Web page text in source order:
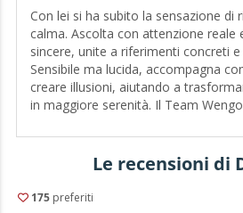
Con lei si ha subito la sensazione di
calma. Ascolta con attenzione reale
sincere, unite a riferimenti concreti
Sensibile ma lucida, accompagna
creare illusioni, aiutando a
in maggiore serenità. Il Team Wengo
Le recensioni di
175preferiti